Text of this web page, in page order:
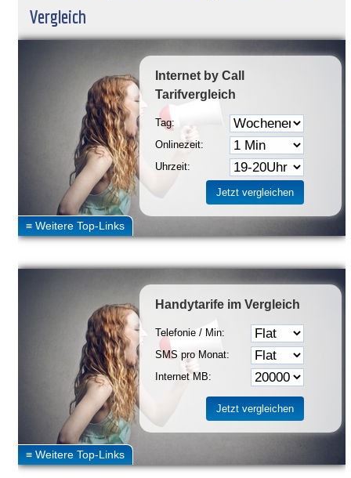
Vergleich
Internet by Call
Tarifvergleich
Tag:
Onlinezeit:
Uhrzeit:
Handytarife im Vergleich
Telefonie / Min:
SMS pro Monat:
Internet MB: